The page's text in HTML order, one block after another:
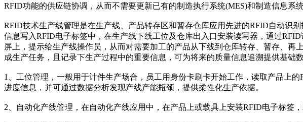
RFID功能的供应链协调，从而不需要更新已有的制造执行系统(MES)和制造信息
RFID技术生产线管理是在生产线、产品转存区和暂存仓库应用先进的RFID自动识
信息写入RFID电子标签中，在生产线下线工位及仓库出入口安装读写器，通过
屏上，提示给生产线操作员，从而对需要加工的产品从下线到仓库转存、暂存、
成生产任务，且记录下生产过程中的重要信息，可为将来的质量信息追溯提供基础数
1、工位管理，一般用于计件生产场合，员工用身份卡刷卡开始工作，读取产品上
进度信息，并可通过数据分析发现产线产能瓶颈，提供柔性化生产依据。
2、自动化产线管理，在自动化产线应用中，在产品上或载具上安装RFID电子标签